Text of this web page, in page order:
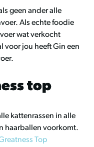
geen ander alle
Als echte foodie
wat verkocht
voor jou heeft Gin een
top
kattenrassen in alle
haarballen voorkomt.
Top